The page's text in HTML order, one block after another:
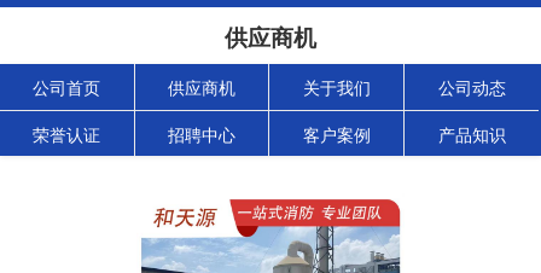
供应商机
公司首页 供应商机 关于我们 公司动态
荣誉认证 招聘中心 客户案例 产品知识